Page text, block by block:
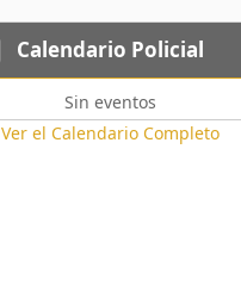
Calendario Policial
Sin eventos
Ver el Calendario Completo